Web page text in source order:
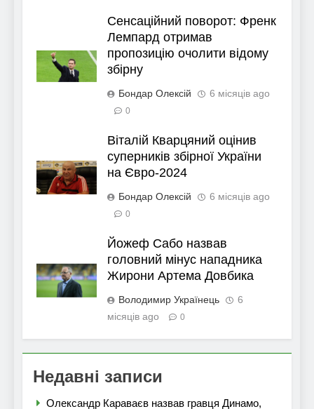
Сенсаційний поворот: Френк
Лемпард отримав
пропозицію очолити відому
збірну
Бондар Олексій 6 місяців ago
0
Віталій Кварцяний оцінив
суперників збірної України
на Євро-2024
Бондар Олексій 6 місяців ago
0
Йожеф Сабо назвав
головний мінус нападника
Жирони Артема Довбика
Володимир Українець
6
місяців ago
0
Недавні записи
Олександр Караваєв назвав гравця Динамо,